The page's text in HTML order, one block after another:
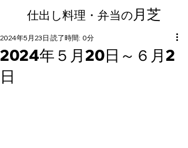
仕出し料理・弁当の 月芝
2024年５月20日～６月2
日
2024年5月23日 読了時間: 0分